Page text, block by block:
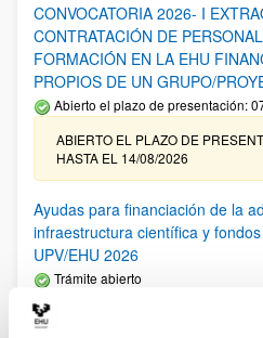
CONVOCATORIA 2026- I
CONTRATACIÓN DE
FORMACIÓN EN LA EHU
PROPIOS DE UN GRUPO/
Abierto el plazo de presentación:
ABIERTO EL PLAZO DE
HASTA EL 14/08/2026
Ayudas para financiación de la
infraestructura científica y
UPV/EHU 2026
Trámite abierto